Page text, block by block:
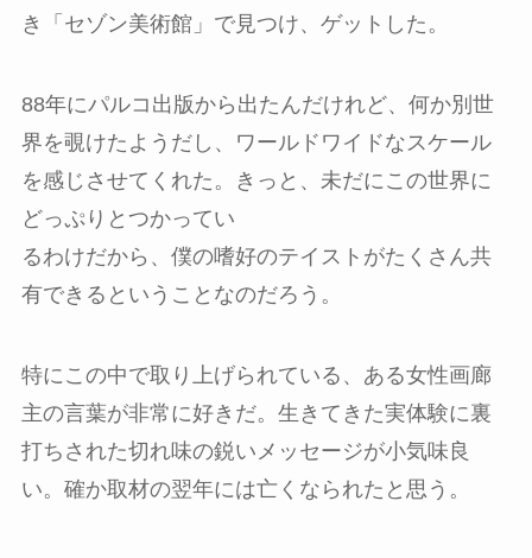
き「セゾン美術館」で見つけ、ゲットした。
88年にパルコ出版から出たんだけれど、何か別世
界を覗けたようだし、ワールドワイドなスケール
を感じさせてくれた。きっと、未だにこの世界に
どっぷりとつかってい
るわけだから、僕の嗜好のテイストがたくさん共
有できるということなのだろう。
特にこの中で取り上げられている、ある女性画廊
主の言葉が非常に好きだ。生きてきた実体験に裏
打ちされた切れ味の鋭いメッセージが小気味良
い。確か取材の翌年には亡くなられたと思う。